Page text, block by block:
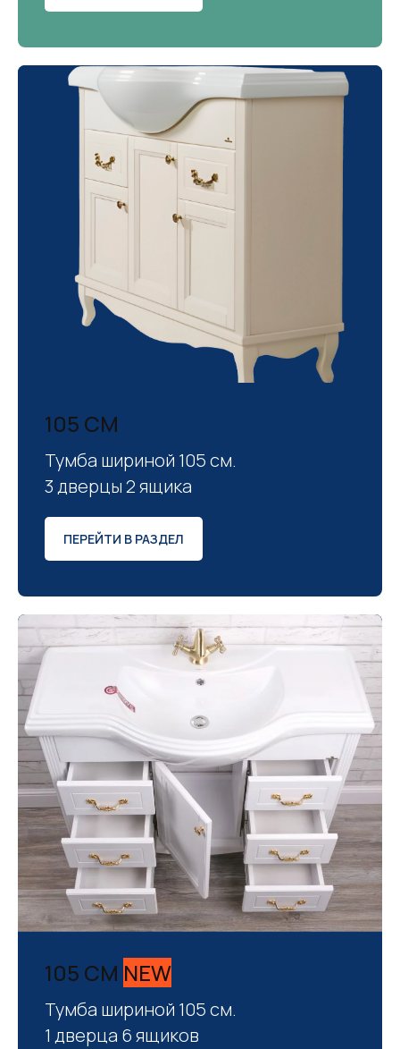
105 СМ
Тумба шириной 105 см.
3 дверцы 2 ящика
ПЕРЕЙТИ В РАЗДЕЛ
105 СМ NEW
Тумба шириной 105 см.
1 дверца 6 ящиков